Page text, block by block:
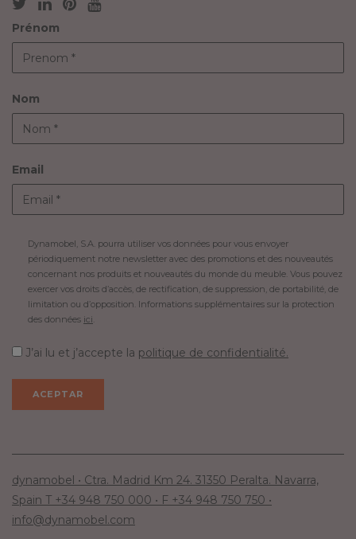
Prénom
Nom
Email
Dynamobel, S.A. pourra utiliser vos données pour vous envoyer
périodiquement notre newsletter avec des promotions et des nouveautés
concernant nos produits et nouveautés du monde du meuble. Vous pouvez
exercer vos droits d’accès, de rectification, de suppression, de portabilité, de
limitation ou d’opposition. Informations supplémentaires sur la protection
des données ici
J’ai lu et j’accepte la politique de confidentialité.
dynamobel • Ctra. Madrid Km 24. 31350 Peralta. Navarra,
Spain T +34 948 750 000 • F +34 948 750 750 •
info@dynamobel.com